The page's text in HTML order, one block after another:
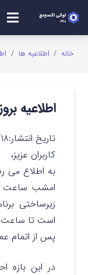
خانه / اطلاعیه ها /
اطلاعیه
تاریخ انتشار:
کاربران عزیز،
به اطلاع می
زیرساختی
است تا ساعت ۰۶:۰۰ صبح ادامه داشته باشد.
پس از اتمام
در این بازه